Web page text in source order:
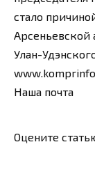
стало
Арсеньевской
Улан-
Наша почта
Оцените